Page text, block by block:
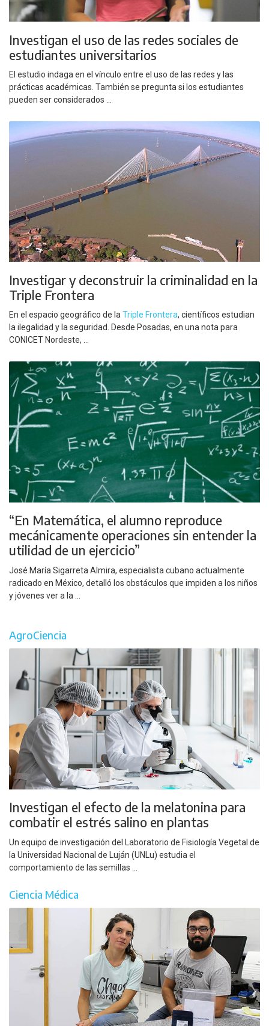
Investigan el uso de las redes sociales de
estudiantes universitarios
El estudio indaga en el vínculo entre el uso de las redes y las
prácticas académicas. También se pregunta si los estudiantes
pueden ser considerados ...
Investigar y deconstruir la criminalidad en la
Triple Frontera
En el espacio geográfico de laTriple Frontera, científicos estudian
la ilegalidad y la seguridad. Desde Posadas, en una nota para
CONICET Nordeste, ...
“En Matemática, el alumno reproduce
mecánicamente operaciones sin entender la
utilidad de un ejercicio”
José María Sigarreta Almira, especialista cubano actualmente
radicado en México, detalló los obstáculos que impiden a los niños
y jóvenes ver a la ...
AgroCiencia
Investigan el efecto de la melatonina para
combatir el estrés salino en plantas
Un equipo de investigación del Laboratorio de Fisiología Vegetal de
la Universidad Nacional de Luján (UNLu) estudia el
comportamiento de las semillas ...
Ciencia Médica